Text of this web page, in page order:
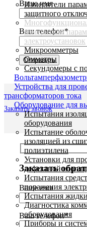
Ваше имя
Ваш телефон*
Заказать звонок
Заказать
Ваше имя
Ваш телефон*
Измерители
защитного
измерители
электроустановок
Микроомметры
Омметры
Секундомеры с
Устройства для
трансформаторов тока
Оборудование для
Испытания
оборудования
Испытание
изоляцией из
полиэтилена
Установки для
дефектной
Испытания
поражения
Испытания
Диагностика
оборудования
Приборы и